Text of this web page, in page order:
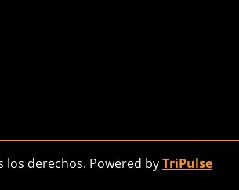
los derechos. Powered byTriPulse